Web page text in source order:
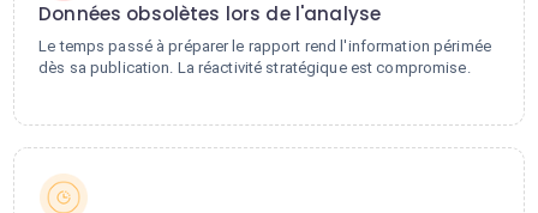
Données obsolètes lors de l'analyse
Le temps passé à préparer le rapport rend l'information périmée
dès sa publication. La réactivité stratégique est compromise.